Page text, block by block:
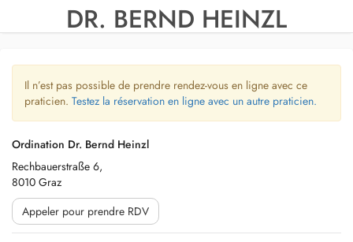
DR. BERND HEINZL
Il n’est pas possible de prendre rendez-vous en ligne avec ce
praticien. Testez la réservation en ligne avec un autre praticien.
Ordination Dr. Bernd Heinzl
Rechbauerstraße 6,
8010 Graz
Appeler pour prendre RDV